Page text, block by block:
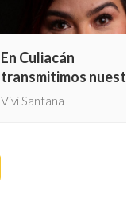
En Culiacán
transmitimos
propia muerte
Vivi Santana